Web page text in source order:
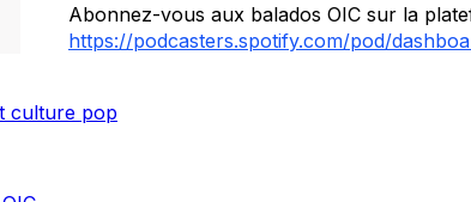
Abonnez-vous aux balados OIC sur la
https://podcasters.spotify.com/pod/
culture pop